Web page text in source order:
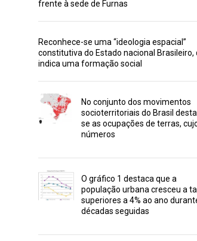
frente à sede de Furnas
Reconhece-se uma “ideologia espacial”
constitutiva do Estado nacional Brasileiro,
indica uma formação social
No conjunto dos movimentos
socioterritoriais do Brasil
se as ocupações de terras,
números
O gráfico 1 destaca que a
população urbana cresceu a
superiores a 4% ao ano
décadas seguidas